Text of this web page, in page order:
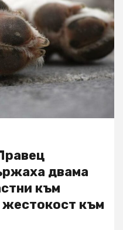
двама
към
жестокост към